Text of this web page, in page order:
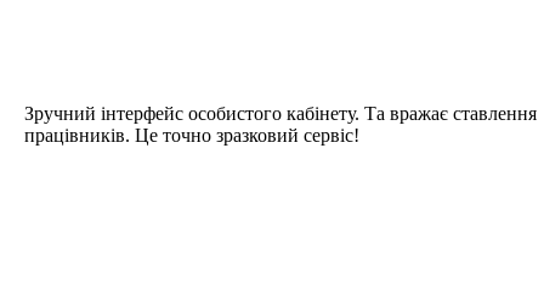
Зручний інтерфейс особистого кабінету. Та вражає ставлення
працівників. Це точно зразковий сервіс!